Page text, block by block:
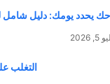
يحدد يومك: دليل شامل
2026
التغلب